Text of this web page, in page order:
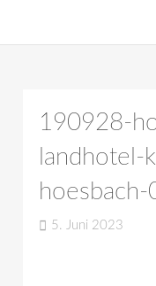
190928-
landhotel-
hoesbach-
5. Juni 2023